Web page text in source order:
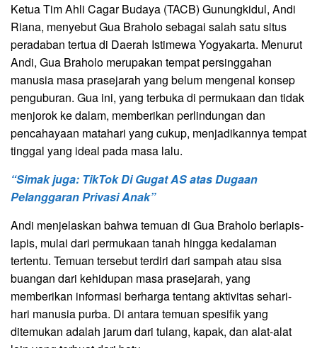
Ketua Tim Ahli Cagar Budaya (TACB) Gunungkidul, Andi
Riana, menyebut Gua Braholo sebagai salah satu situs
peradaban tertua di Daerah Istimewa Yogyakarta. Menurut
Andi, Gua Braholo merupakan tempat persinggahan
manusia masa prasejarah yang belum mengenal konsep
penguburan. Gua ini, yang terbuka di permukaan dan tidak
menjorok ke dalam, memberikan perlindungan dan
pencahayaan matahari yang cukup, menjadikannya tempat
tinggal yang ideal pada masa lalu.
“Simak juga: TikTok Di Gugat AS atas Dugaan
Pelanggaran Privasi Anak”
Andi menjelaskan bahwa temuan di Gua Braholo berlapis-
lapis, mulai dari permukaan tanah hingga kedalaman
tertentu. Temuan tersebut terdiri dari sampah atau sisa
buangan dari kehidupan masa prasejarah, yang
memberikan informasi berharga tentang aktivitas sehari-
hari manusia purba. Di antara temuan spesifik yang
ditemukan adalah jarum dari tulang, kapak, dan alat-alat